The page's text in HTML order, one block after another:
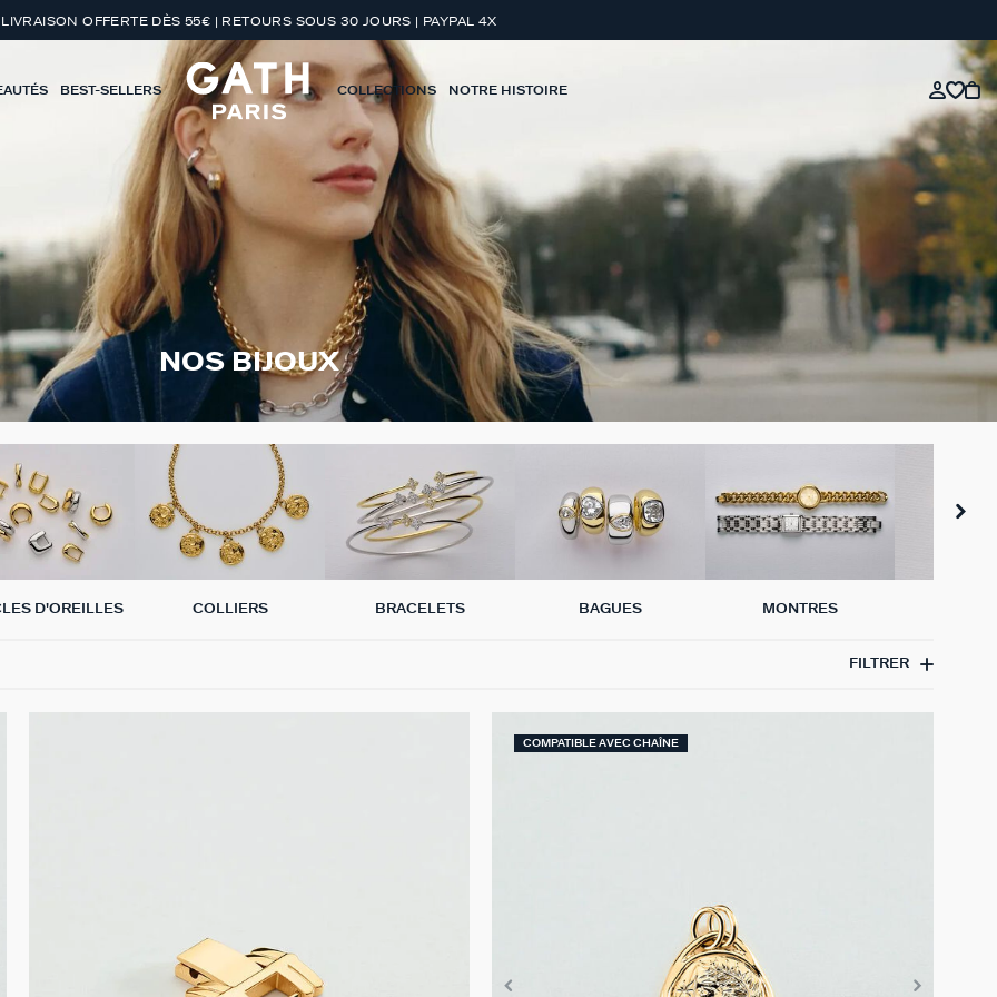
LIVRAISON OFFERTE DÈS 55€ | RETOURS SOUS 30 JOURS | PAYPAL 4X
BEST-SELLERS COLLECTIONS NOTRE HISTOIRE
NOS BIJOUX
D'OREILLES COLLIERS BRACELETS BAGUES MONTRES
FILTRER
COMPATIBLE AVEC CHAÎNE